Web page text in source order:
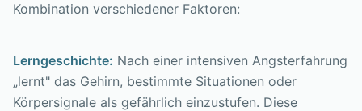
Kombination verschiedener Faktoren:
Lerngeschichte: Nach einer intensiven Angsterfahrung
„lernt" das Gehirn, bestimmte Situationen oder
Körpersignale als gefährlich einzustufen. Diese